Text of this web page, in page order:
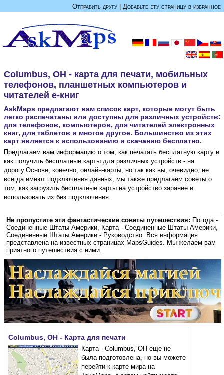
Отправить другу Добавьте эту страницу в избранное
Columbus, OH - карта для печати, мобильных
телефонов, планшетных компьютеров и
читателей е-книг
AskMaps предлагают вам список карт, которые могут быть
легко распечатаны или доступны для различных устройств:
для телефонов, компьютеров, для читателей электронных
книг, для таблетов и многое другое. Большинство из этих
карт является к использованию и скачанию бесплатно.
Предлагаем вам информацию о том, как печатать бесплатную карту и
как получить бесплатные карты для различных устройств - на
дорогу.Основе, конечно, онлайн-карты, но так как вы, очевидно, не
всегда имеют подключения данных, мы также предлагаем советы о
том, как загрузить бесплатные карты на устройство заранее и
использовать их без подключения.
Не пропустите эти фантастические советы путешествия: Погода -
Соединенные Штаты Америки, Карта - Соединенные Штаты Америки,
Соединенные Штаты Америки - Руководство. Вся информация
представлена ​​на известных страницах MapsGuides. Мы желаем вам
приятного путешествия с ними.
Columbus, OH - Карта для печати
Карта - Columbus, OH еще не
была подготовлена, но вы можете
перейти к карте мира на